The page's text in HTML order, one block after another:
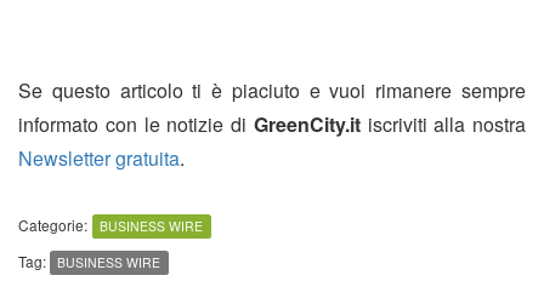
Se questo articolo ti è piaciuto e vuoi rimanere sempre
informato con le notizie di GreenCity.itiscriviti alla nostra
Newsletter gratuita.
Categorie: BUSINESS WIRE
Tag: BUSINESS WIRE